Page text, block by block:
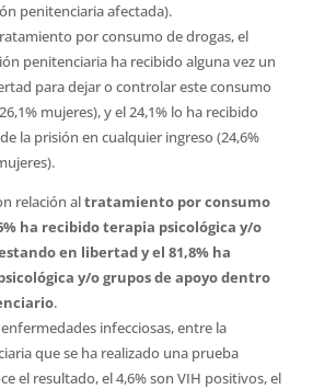
penitenciaria afectada).
por consumo de drogas, el
penitenciaria ha recibido alguna vez un
para dejar o controlar este consumo
mujeres), y el 24,1% lo ha recibido
la prisión en cualquier ingreso (24,6%
relación altratamiento por consumo
ha recibido terapia psicológica y/o
en libertad y el 81,8% ha
y/o grupos de apoyo dentro
.
infecciosas, entre la
que se ha realizado una prueba
el resultado, el 4,6% son VIH positivos, el